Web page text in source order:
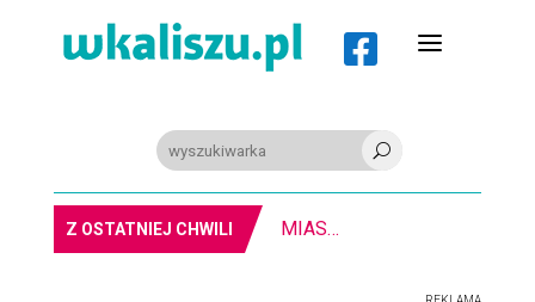
 a
U
Z OSTATNIEJ CHWILI 8-11.8. Warsztaty pisania ikon w Pałacu Lipskich